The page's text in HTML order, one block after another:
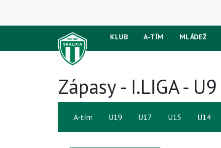
KLUB A-TÍM MLÁDEŽ
Zápasy - I.LIGA -
A-tím U19 U17 U15 U14